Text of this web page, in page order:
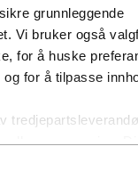
grunnleggende
Vi bruker også
for å huske
for å tilpasse